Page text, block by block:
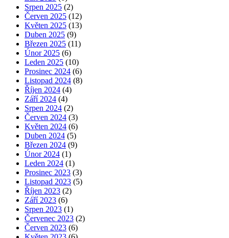
Srpen 2025 (2)
Červen 2025 (12)
Květen 2025 (13)
Duben 2025 (9)
Březen 2025 (11)
Únor 2025 (6)
Leden 2025 (10)
Prosinec 2024 (6)
Listopad 2024 (8)
Říjen 2024 (4)
Září 2024 (4)
Srpen 2024 (2)
Červen 2024 (3)
Květen 2024 (6)
Duben 2024 (5)
Březen 2024 (9)
Únor 2024 (1)
Leden 2024 (1)
Prosinec 2023 (3)
Listopad 2023 (5)
Říjen 2023 (2)
Září 2023 (6)
Srpen 2023 (1)
Červenec 2023 (2)
Červen 2023 (6)